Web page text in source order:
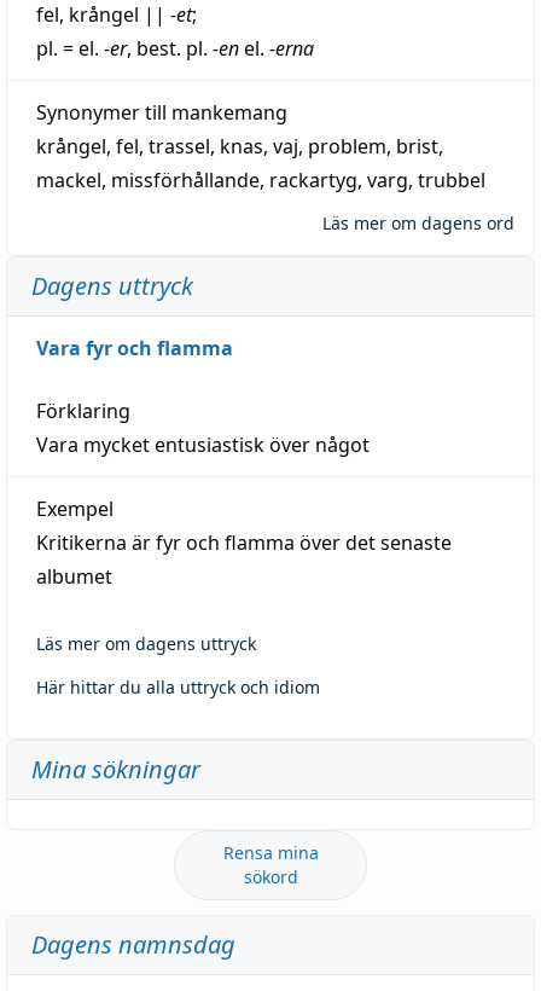
fel, krångel || -et;
pl. = el. -er, best. pl. -enel. -erna
Synonymer till mankemang
krångel, fel, trassel, knas, vaj, problem, brist,
mackel, missförhållande, rackartyg, varg, trubbel
Läs mer om dagens ord
Dagens uttryck
Vara fyr och flamma
Förklaring
Vara mycket entusiastisk över något
Exempel
Kritikerna är fyr och flamma över det senaste
albumet
Läs mer om dagens uttryck
Här hittar du alla uttryck och idiom
Mina sökningar
Rensa mina
sökord
Dagens namnsdag